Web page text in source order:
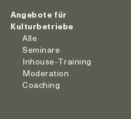
Angebote für
Kulturbetriebe
Alle
Seminare
Inhouse-Training
Moderation
Coaching